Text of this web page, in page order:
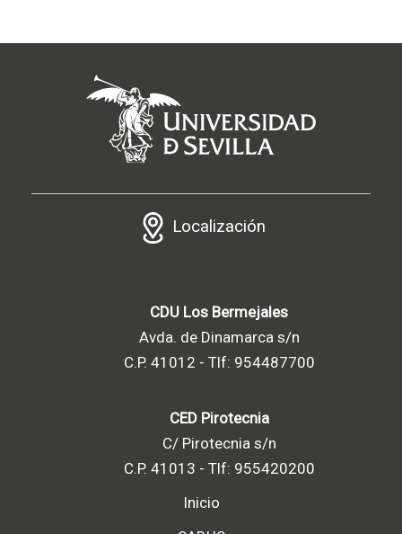
Localización
CDU Los Bermejales
Avda. de Dinamarca s/n
C.P. 41012 - Tlf: 954487700
CED Pirotecnia
C/ Pirotecnia s/n
C.P. 41013 - Tlf: 955420200
Inicio